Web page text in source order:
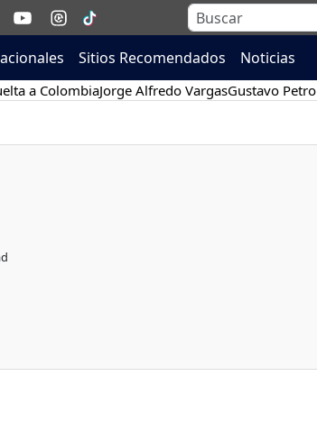
Sitios Recomendados Noticias
a ColombiaJorge Alfredo VargasGustavo Petro